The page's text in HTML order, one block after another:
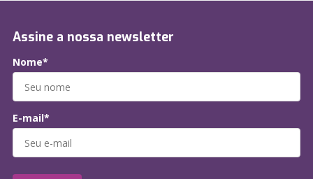
Assine a nossa newsletter
Nome*
E-mail*